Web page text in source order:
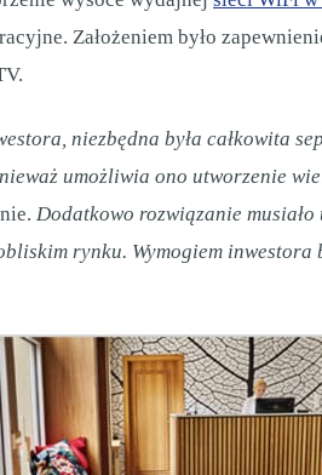
Założeniem było
niezbędna była całkowita
umożliwia ono utworzenie
Dodatkowo rozwiązanie
rynku. Wymogiem inwestora